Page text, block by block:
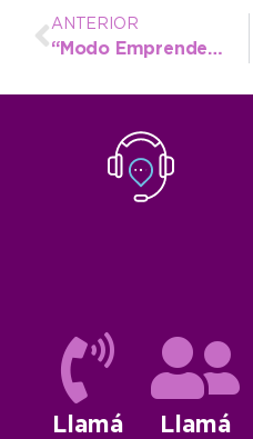
ANTERIOR
“Modo Emprender” y más: las actividades en la ciudad para el fin de semana largo que se viene
Llamá
Llamá